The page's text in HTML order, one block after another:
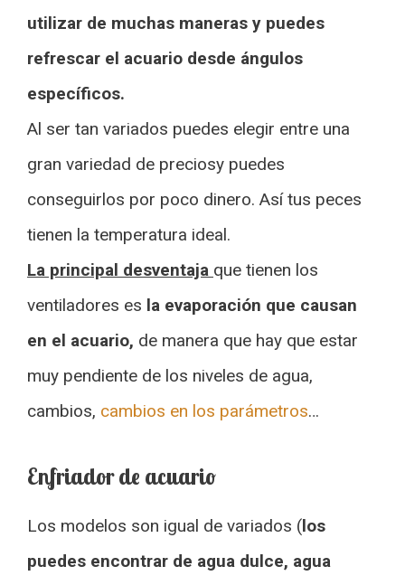
utilizar de muchas maneras y puedes
refrescar el acuario desde ángulos
específicos.
Al ser tan variados puedes elegir entre una
gran variedad de preciosy puedes
conseguirlos por poco dinero. Así tus peces
tienen la temperatura ideal.
La principal desventaja que tienen los
ventiladores es la evaporación que causan
en el acuario, de manera que hay que estar
muy pendiente de los niveles de agua,
cambios, cambios en los parámetros…
Enfriador de acuario
Los modelos son igual de variados (los
puedes encontrar de agua dulce, agua